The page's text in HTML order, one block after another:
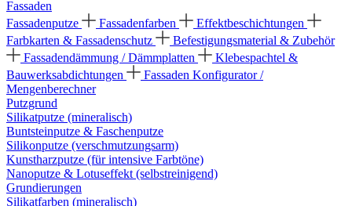
Fassaden
Fassadenputze
Fassadenfarben
Effektbeschichtungen
Farbkarten & Fassadenschutz
Befestigungsmaterial & Zubehör
Fassadendämmung / Dämmplatten
Klebespachtel &
Bauwerksabdichtungen
Fassaden Konfigurator /
Mengenberechner
Putzgrund
Silikatputze (mineralisch)
Buntsteinputze & Faschenputze
Silikonputze (verschmutzungsarm)
Kunstharzputze (für intensive Farbtöne)
Nanoputze & Lotuseffekt (selbstreinigend)
Grundierungen
Silikatfarben (mineralisch)